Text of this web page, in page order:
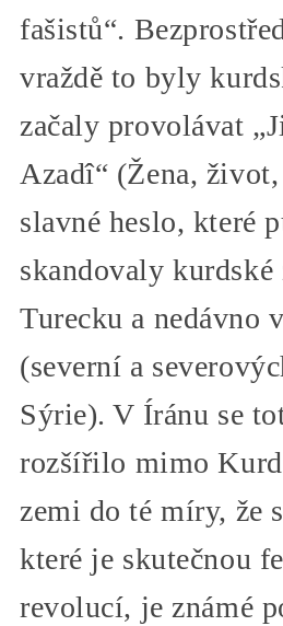
fašistů“.
vraždě to byly
začaly provolávat
Azadî“ (Žena,
slavné heslo, které
skandovaly kurdské
Turecku a nedávno
(severní a
Sýrie). V Íránu se
rozšířilo mimo
zemi do té míry, že
které je skutečnou
revolucí, je známé